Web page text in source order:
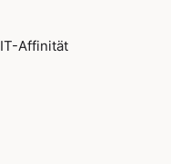
IT-Affinität